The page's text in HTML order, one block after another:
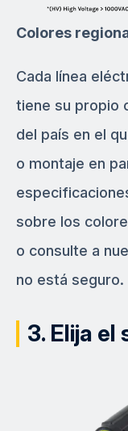
Colores
Cada línea
tiene su propio
del país en el
o montaje en
sobre los
o consulte a
no está seguro.
3. Elija